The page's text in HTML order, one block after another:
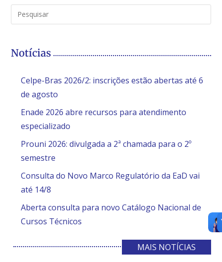
Notícias
Celpe-Bras 2026/2: inscrições estão abertas até 6
de agosto
Enade 2026 abre recursos para atendimento
especializado
Prouni 2026: divulgada a 2ª chamada para o 2º
semestre
Consulta do Novo Marco Regulatório da EaD vai
até 14/8
Aberta consulta para novo Catálogo Nacional de
Cursos Técnicos
MAIS NOTÍCIAS